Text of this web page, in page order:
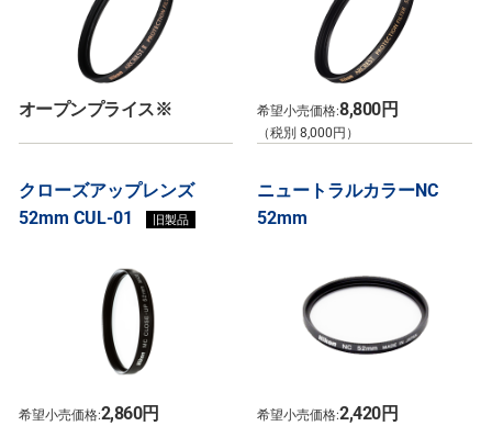
オープンプライス※ 希望小売価格:8,800円
（税別 8,000円）
クローズアップレンズ
52mm CUL-01
旧製品
希望小売価格:2,860円
ニュートラルカラーNC
52mm
希望小売価格:2,420円